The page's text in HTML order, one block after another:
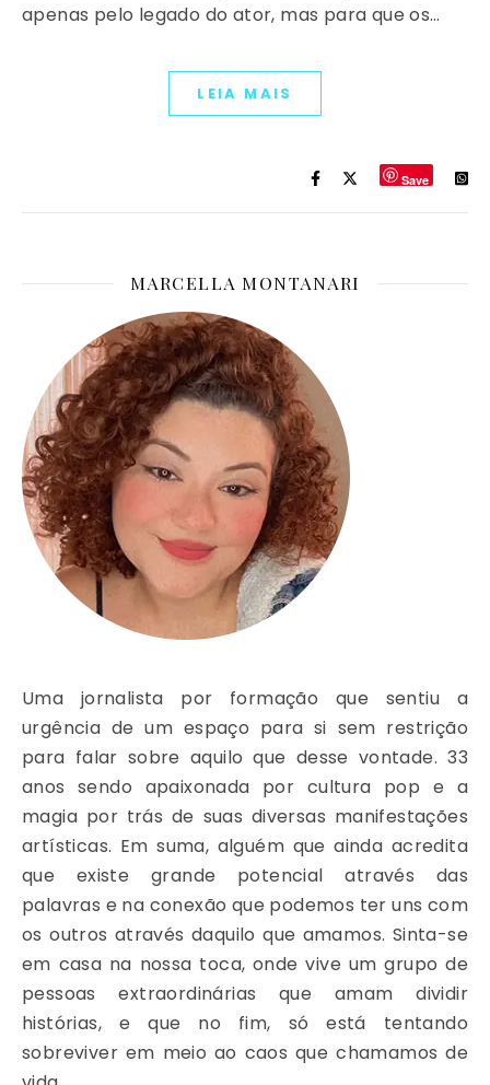
apenas pelo legado do ator, mas para que os…
LEIA MAIS
Save
MARCELLA MONTANARI
Uma jornalista por formação que sentiu a
urgência de um espaço para si sem restrição
para falar sobre aquilo que desse vontade. 33
anos sendo apaixonada por cultura pop e a
magia por trás de suas diversas manifestações
artísticas. Em suma, alguém que ainda acredita
que existe grande potencial através das
palavras e na conexão que podemos ter uns com
os outros através daquilo que amamos. Sinta-se
em casa na nossa toca, onde vive um grupo de
pessoas extraordinárias que amam dividir
histórias, e que no fim, só está tentando
sobreviver em meio ao caos que chamamos de